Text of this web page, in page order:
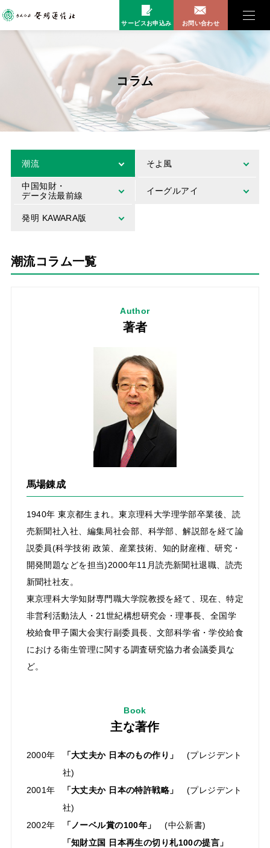
サービスお申込み お問い合わせ
コラム
潮流 そよ風
中国知財・
データ法最前線
イーグルアイ
発明 KAWARA版
潮流コラム一覧
Author
著者
馬場錬成
1940年 東京都生まれ。東京理科大学理学部卒業後、読
売新聞社入社、編集局社会部、科学部、解説部を経て論
説委員(科学技術 政策、産業技術、知的財産権、研究・
開発間題などを担当)2000年11月読売新聞社退職、読売
新聞社社友。
東京理科大学知財専門職大学院教授を経て、現在、特定
非営利活動法人・21世紀構想研究会・理事⻑、全国学
校給食甲子園大会実行副委員⻑、文部科学省・学佼給食
における衛生管理に関する調査研究協力者会議委員な
ど。
Book
主な著作
2000年 「大丈夫か 日本のもの作り」
(プレジデント
社)
2001年
「大丈夫か 日本の特許戦略」
(プレジデント
社)
2002年
「ノーベル賞の100年」
(中公新書)
「知財立国 日本再生の切り札100の提言」